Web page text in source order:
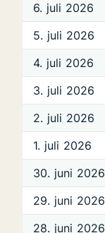
6. juli 2026
5. juli 2026
4. juli 2026
3. juli 2026
2. juli 2026
1. juli 2026
30. juni 2026
29. juni 2026
28. juni 2026